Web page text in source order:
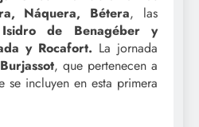
Náquera, Bétera, las
de Benagéber y
y Rocafort. La jornada
, que pertenecen a
incluyen en esta primera